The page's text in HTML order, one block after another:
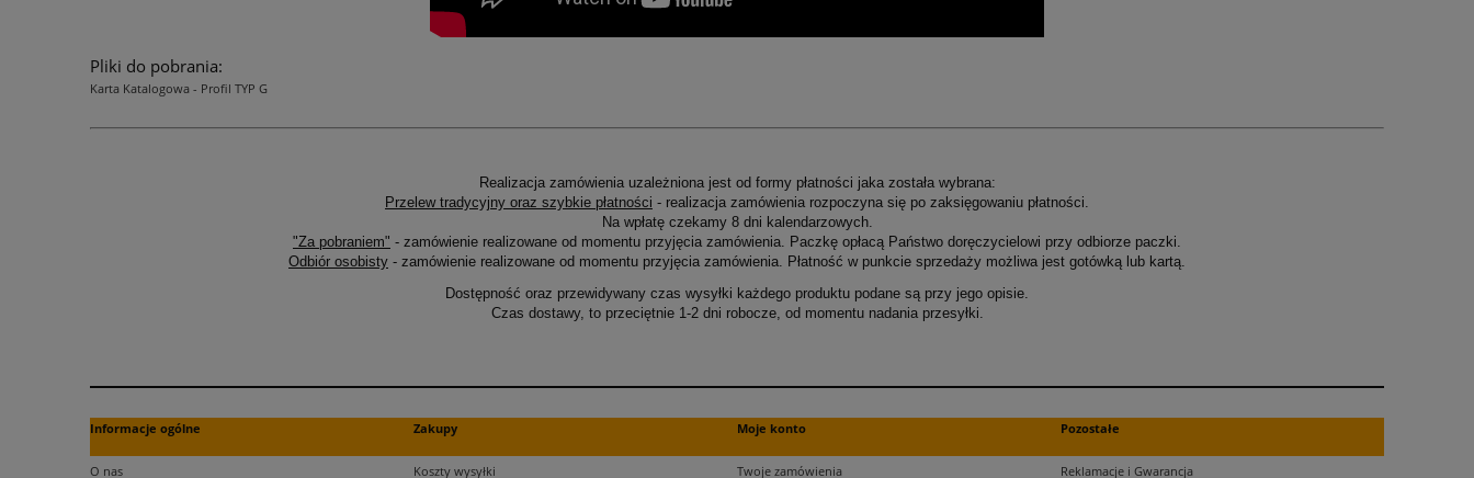
Pliki do pobrania:
Karta Katalogowa - Profil TYP G
Realizacja zamówienia uzależniona jest od formy płatności jaka została wybrana:
Przelew tradycyjny oraz szybkie płatności - realizacja zamówienia rozpoczyna się po zaksięgowaniu płatności.
Na wpłatę czekamy 8 dni kalendarzowych.
"Za pobraniem" - zamówienie realizowane od momentu przyjęcia zamówienia. Paczkę opłacą Państwo doręczycielowi przy odbiorze paczki.
Odbiór osobisty - zamówienie realizowane od momentu przyjęcia zamówienia. Płatność w punkcie sprzedaży możliwa jest gotówką lub kartą.
Dostępność oraz przewidywany czas wysyłki każdego produktu podane są przy jego opisie.
Czas dostawy, to przeciętnie 1-2 dni robocze, od momentu nadania przesyłki.
Informacje ogólne
O nas
Zakupy
Koszty wysyłki
Moje konto
Twoje zamówienia
Pozostałe
Reklamacje i Gwarancja